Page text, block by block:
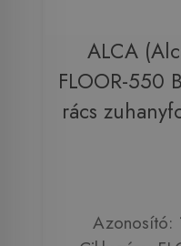
ALCA
FLOOR-550
rács
Azonosító: